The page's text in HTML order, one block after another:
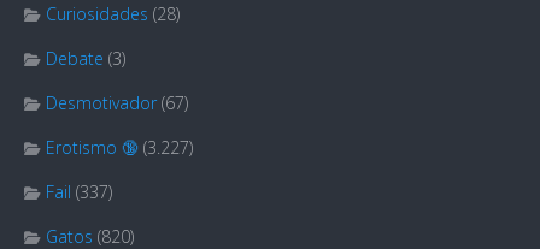
Curiosidades (28)
Debate (3)
Desmotivador (67)
Erotismo 🔞 (3.227)
Fail (337)
Gatos (820)